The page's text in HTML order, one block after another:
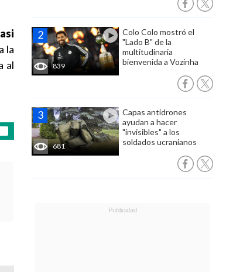
839
Colo Colo mostró el
"Lado B" de la
multitudinaria
bienvenida a Vozinha
681
Capas antidrones
ayudan a hacer
"invisibles" a los
soldados ucranianos
la
al